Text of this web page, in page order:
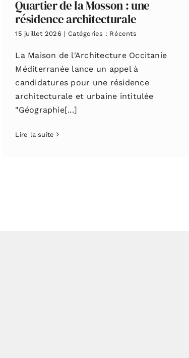
Quartier de la Mosson : une
résidence architecturale
15 juillet 2026 | Catégories : Récents
La Maison de l'Architecture Occitanie
Méditerranée lance un appel à
candidatures pour une résidence
architecturale et urbaine intitulée
"Géographie[...]
Lire la suite